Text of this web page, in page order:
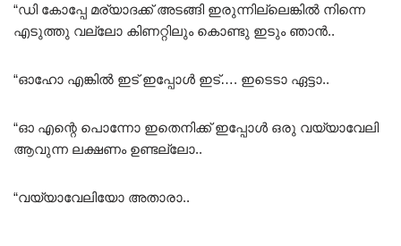
“ഡി കോപ്പേ മര്യാദക്ക് അടങ്ങി ഇരുന്നില്ലെങ്കിൽ നിന്നെ
എടുത്തു വല്ലോ കിണറ്റിലും കൊണ്ടു ഇടും ഞാൻ..
“ഓഹോ എങ്കിൽ ഇട് ഇപ്പോൾ ഇട്…. ഇടെടാ ഏട്ടാ..
“ഓ എന്റെ പൊന്നോ ഇതെനിക്ക് ഇപ്പോൾ ഒരു വയ്യാവേലി
ആവുന്ന ലക്ഷണം ഉണ്ടല്ലോ..
“വയ്യാവേലിയോ അതാരാ..